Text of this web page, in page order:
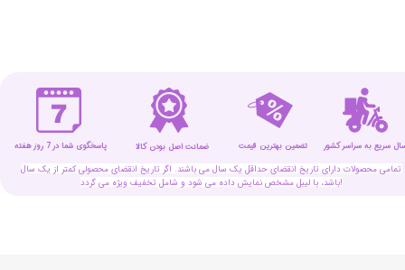
تمامی محصولات دارای تاریخ انقضای حداقل یک سال می باشند. اگر تاریخ انقضای محصولی کمتر از یک سال
باشد، با لیبل مشخص نمایش داده می شود و شامل تخفیف ویژه می گردد!
ضمانت اصل بودن کالا تضمین بهترین قیمت پاسخگوی شما در 7 روز هفته سریع به سراسر کشور